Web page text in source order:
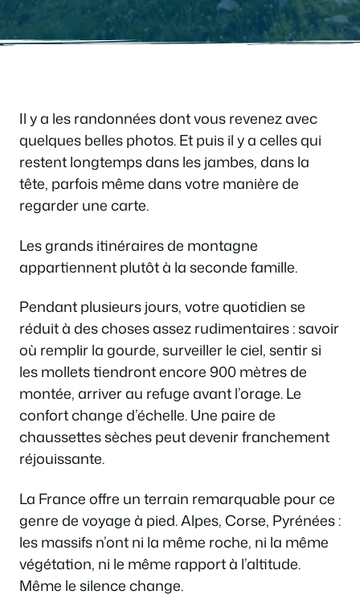
Il y a les randonnées dont vous revenez avec
quelques belles photos. Et puis il y a celles qui
restent longtemps dans les jambes, dans la
tête, parfois même dans votre manière de
regarder une carte.
Les grands itinéraires de montagne
appartiennent plutôt à la seconde famille.
Pendant plusieurs jours, votre quotidien se
réduit à des choses assez rudimentaires : savoir
où remplir la gourde, surveiller le ciel, sentir si
les mollets tiendront encore 900 mètres de
montée, arriver au refuge avant l’orage. Le
confort change d’échelle. Une paire de
chaussettes sèches peut devenir franchement
réjouissante.
La France offre un terrain remarquable pour ce
genre de voyage à pied. Alpes, Corse, Pyrénées :
les massifs n’ont ni la même roche, ni la même
végétation, ni le même rapport à l’altitude.
Même le silence change.